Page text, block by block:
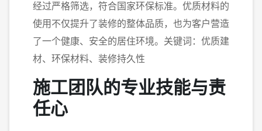
经过严格筛选，符合国家环保标准。优质材料的
使用不仅提升了装修的整体品质，也为客户营造
了一个健康、安全的居住环境。关键词：优质建
材、环保材料、装修持久性
施工团队的专业技能与责
任心